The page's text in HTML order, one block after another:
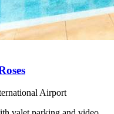
Airport